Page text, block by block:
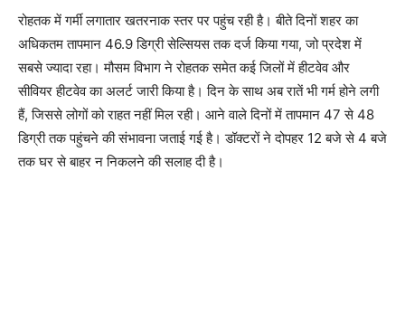
रोहतक में गर्मी लगातार खतरनाक स्तर पर पहुंच रही है। बीते दिनों शहर का
अधिकतम तापमान 46.9 डिग्री सेल्सियस तक दर्ज किया गया, जो प्रदेश में
सबसे ज्यादा रहा। मौसम विभाग ने रोहतक समेत कई जिलों में हीटवेव और
सीवियर हीटवेव का अलर्ट जारी किया है। दिन के साथ अब रातें भी गर्म होने लगी
हैं, जिससे लोगों को राहत नहीं मिल रही। आने वाले दिनों में तापमान 47 से 48
डिग्री तक पहुंचने की संभावना जताई गई है। डॉक्टरों ने दोपहर 12 बजे से 4 बजे
तक घर से बाहर न निकलने की सलाह दी है।